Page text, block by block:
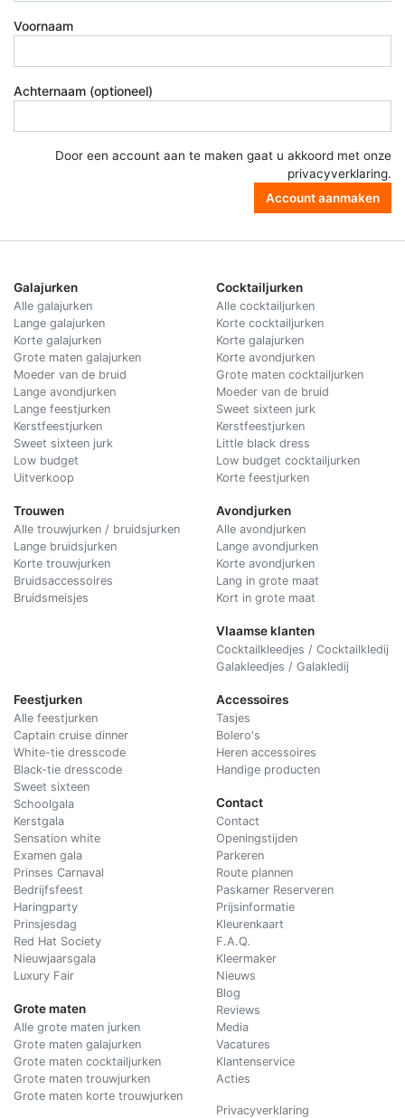
Voornaam
Achternaam (optioneel)
Door een account aan te maken gaat u akkoord met onze
privacyverklaring.
Account aanmaken
Galajurken
Alle galajurken
Lange galajurken
Korte galajurken
Grote maten galajurken
Moeder van de bruid
Lange avondjurken
Lange feestjurken
Kerstfeestjurken
Sweet sixteen jurk
Low budget
Uitverkoop
Trouwen
Alle trouwjurken / bruidsjurken
Lange bruidsjurken
Korte trouwjurken
Bruidsaccessoires
Bruidsmeisjes
Cocktailjurken
Alle cocktailjurken
Korte cocktailjurken
Korte galajurken
Korte avondjurken
Grote maten cocktailjurken
Moeder van de bruid
Sweet sixteen jurk
Kerstfeestjurken
Little black dress
Low budget cocktailjurken
Korte feestjurken
Avondjurken
Alle avondjurken
Lange avondjurken
Korte avondjurken
Lang in grote maat
Kort in grote maat
Vlaamse klanten
Cocktailkleedjes / Cocktailkledij
Galakleedjes / Galakledij
Feestjurken
Alle feestjurken
Captain cruise dinner
White-tie dresscode
Black-tie dresscode
Sweet sixteen
Schoolgala
Kerstgala
Sensation white
Examen gala
Prinses Carnaval
Bedrijfsfeest
Haringparty
Prinsjesdag
Red Hat Society
Nieuwjaarsgala
Luxury Fair
Grote maten
Alle grote maten jurken
Grote maten galajurken
Grote maten cocktailjurken
Grote maten trouwjurken
Grote maten korte trouwjurken
Accessoires
Tasjes
Bolero's
Heren accessoires
Handige producten
Contact
Contact
Openingstijden
Parkeren
Route plannen
Paskamer Reserveren
Prijsinformatie
Kleurenkaart
F.A.Q.
Kleermaker
Nieuws
Blog
Reviews
Media
Vacatures
Klantenservice
Acties
Privacyverklaring